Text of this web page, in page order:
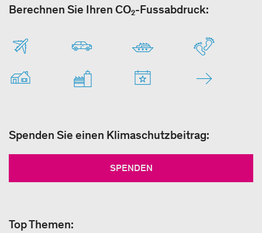
Berechnen Sie Ihren CO₂-Fussabdruck:
Spenden Sie einen Klimaschutzbeitrag:
SPENDEN
Top Themen: